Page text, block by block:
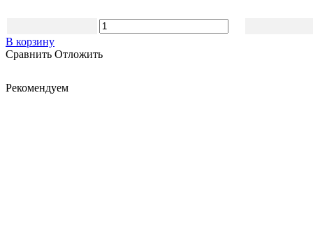
В корзину
Сравнить Отложить
Рекомендуем